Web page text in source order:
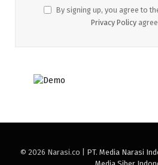
By signing up, you agree to
Privacy Policy
© 2026 Narasi.co | PT. Media Narasi